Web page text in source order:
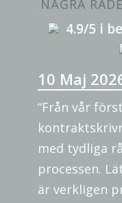
NÅGRA
4.9/5 i
10 Maj
“Från vår
med tydliga
processen.
är verkligen